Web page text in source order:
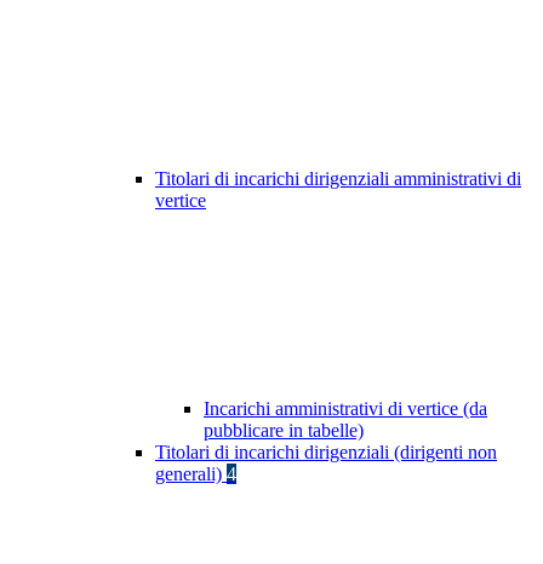
Titolari di incarichi dirigenziali amministrativi di
vertice
Incarichi amministrativi di vertice (da
pubblicare in tabelle)
Titolari di incarichi dirigenziali (dirigenti non
generali) 4